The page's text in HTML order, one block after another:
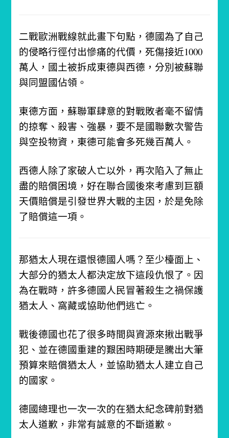
二戰歐洲戰線就此畫下句點，德國為了自己
的侵略行徑付出慘痛的代價，死傷接近1000
萬人，國土被拆成東德與西德，分別被蘇聯
與同盟國佔領。
東德方面，蘇聯軍肆意的對戰敗者毫不留情
的掠奪、殺害、強暴，要不是國聯數次警告
與空投物資，東德可能會多死幾百萬人。
西德人除了家破人亡以外，再次陷入了無止
盡的賠償困境，好在聯合國後來考慮到巨額
天價賠償是引發世界大戰的主因，於是免除
了賠償這一項。
那猶太人現在還恨德國人嗎？至少檯面上、
大部分的猶太人都決定放下這段仇恨了。 因
為在戰時，許多德國人民冒著殺生之禍保護
猶太人、窩藏或協助他們逃亡。
戰後德國也花了很多時間與資源來揪出戰爭
犯、並在德國重建的艱困時期硬是騰出大筆
預算來賠償猶太人，並協助猶太人建立自己
的國家。
德國總理也一次一次的在猶太紀念碑前對猶
太人道歉，非常有誠意的不斷道歉。